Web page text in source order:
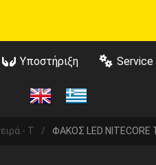
Υποστήριξη Service
- T / ΦΑΚΟΣ LED NITECORE